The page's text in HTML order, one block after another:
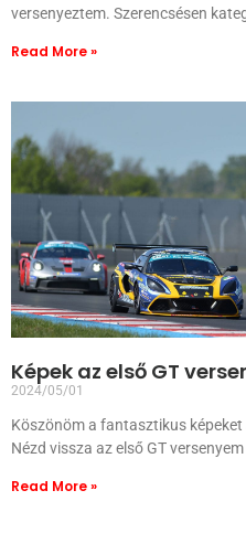
versenyeztem. Szerencsésen
Read More »
Képek az első GT
2024/05/01
Köszönöm a fantasztikus
Nézd vissza az első GT
Read More »